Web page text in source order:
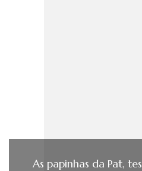
As papinhas da Pat,